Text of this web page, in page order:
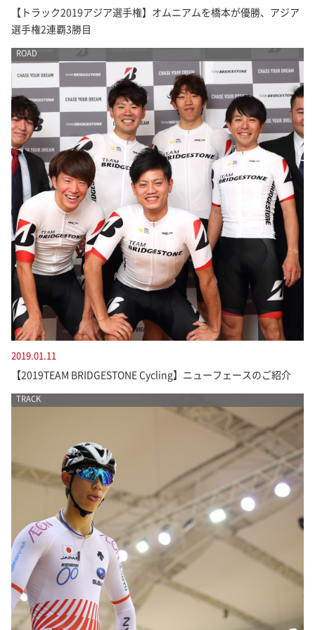
【トラック2019アジア選手権】オムニアムを橋本が優勝、アジア
選手権2連覇3勝目
ROAD
2019.01.11
【2019TEAM BRIDGESTONE Cycling】ニューフェースのご紹介
TRACK